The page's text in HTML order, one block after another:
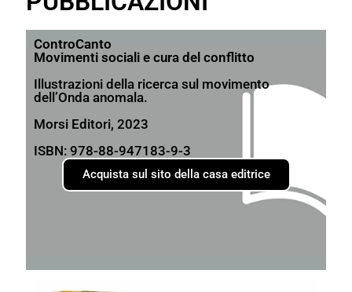
Contatti
Acquista
ControCanto
Movimenti sociali e cura del conflitto
Illustrazioni della ricerca sul movimento
dell’Onda anomala.
Morsi Editori, 2023
ISBN: 978-88-947183-9-3
Acquista sul sito della casa editrice